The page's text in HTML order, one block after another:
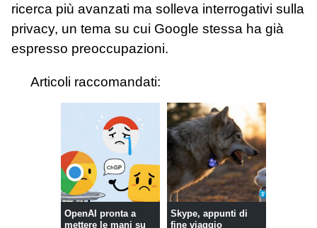
ricerca più avanzati ma solleva interrogativi sulla
privacy, un tema su cui Google stessa ha già
espresso preoccupazioni.
Articoli raccomandati:
OpenAI pronta a
mettere le mani su
Skype, appunti di
fine viaggio